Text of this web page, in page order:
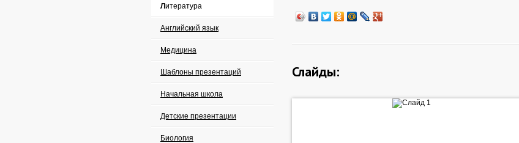
Литература
Английский язык
Медицина
Шаблоны презентаций
Начальная школа
Детские презентации
Биология
Слайды: